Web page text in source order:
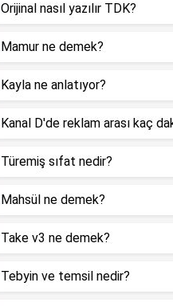
Orijinal nasıl yazılır TDK?
Mamur ne demek?
Kayla ne anlatıyor?
Kanal D'de reklam arası kaç
Türemiş sıfat nedir?
Mahsül ne demek?
Take v3 ne demek?
Tebyin ve temsil nedir?